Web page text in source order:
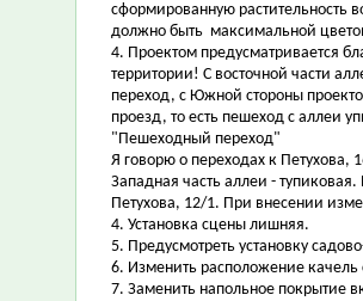
сформированную растительность
должно быть максимальной
4. Проектом предусматривается
территории! С восточной части
переход, с Южной стороны
проезд, то есть пешеход с аллеи
"Пешеходный переход"
Я говорю о переходах к Петухова,
Западная часть аллеи -
Петухова, 12/1. При внесении
4. Установка сцены лишняя.
5. Предусмотреть установку
6. Изменить расположение качель
7. Заменить напольное покрытие